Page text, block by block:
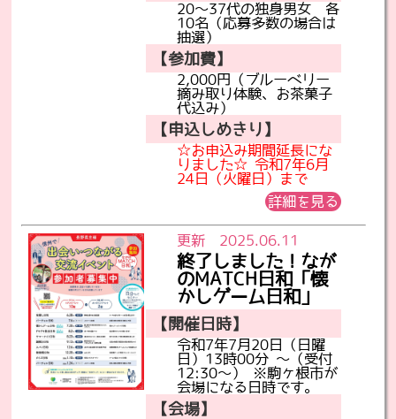
20～37代の独身男女 各
10名（応募多数の場合は
抽選）
【参加費】
2,000円（ブルーベリー
摘み取り体験、お茶菓子
代込み）
【申込しめきり】
☆お申込み期間延長にな
りました☆ 令和7年6月
24日（火曜日）まで
詳細を見る
【開催日時】
令和7年7月20日（日曜
日）13時00分 ～（受付
12:30～） ※駒ヶ根市が
会場になる日時です。
【会場】
終了しました！なが
のMATCH日和「懐
かしゲーム日和」
更新 2025.06.11